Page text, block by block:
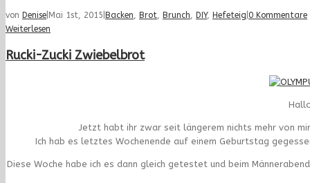
von Denise Mai 1st, 2015 Backen Brot Brunch DIY, Hefeteig 0 Kommentare
Weiterlesen
Rucki-Zucki Zwiebelbrot
Jetzt habt ihr zwar seit längerem nichts mehr von
Ich hab es letztes Wochenende auf einem Geburtstag
Diese Woche habe ich es dann gleich getestet und beim